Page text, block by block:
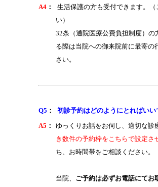
A4 ：
生活保護の方も受付できます。
い）
32条（通院医療公費負担制度）
る際は当院への御来院前に最寄
さい。
Q5 ：
初診予約はどのようにとればいい
A5 ：
ゆっくりお話をお伺し、適切な診
き数件の予約枠をこちらで設定さ
ち、お時間帯をご相談ください。
当院、 ご予約は必ずお電話にてお